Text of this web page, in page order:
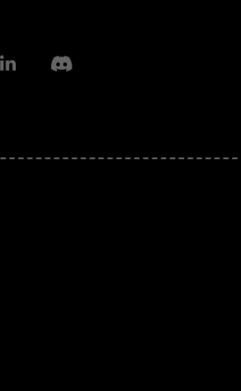
LinkedinDiscord